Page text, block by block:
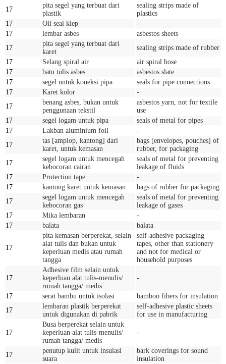
17
pita segel yang terbuat dari
plastik
sealing strips made of
plastics
17
Oli seal klep
-
17
lembar asbes
asbestos sheets
17
pita segel yang terbuat dari
karet
sealing strips made of rubber
17
Selang spiral air
air spiral hose
17
batu tulis asbes
asbestos slate
17
segel untuk koneksi pipa
seals for pipe connections
17
Karet kolor
-
17
benang asbes, bukan untuk
penggunaan tekstil
asbestos yarn, not for textile
use
17
segel logam untuk pipa
seals of metal for pipes
17
Lakban aluminium foil
-
17
tas [amplop, kantong] dari
karet, untuk kemasan
bags [envelopes, pouches] of
rubber, for packaging
17
segel logam untuk mencegah
kebocoran cairan
seals of metal for preventing
leakage of fluids
17
Protection tape
-
17
kantong karet untuk kemasan
bags of rubber for packaging
17
segel logam untuk mencegah
kebocoran gas
seals of metal for preventing
leakage of gases
17
Mika lembaran
-
17
balata balata
17
pita kemasan berperekat, selain
alat tulis dan bukan untuk
keperluan medis atau rumah
tangga
self-adhesive packaging
tapes, other than stationery
and not for medical or
household purposes
17
Adhesive film selain untuk
keperluan alat tulis-menulis/
rumah tangga/ medis
-
17 serat bambu untuk isolasi
bamboo fibers for insulation
17
lembaran plastik berperekat
untuk digunakan di pabrik
self-adhesive plastic sheets
for use in manufacturing
17
Busa berperekat selain untuk
keperluan alat tulis-menulis/
rumah tangga/ medis
-
17
penutup kulit untuk insulasi
suara
bark coverings for sound
insulation